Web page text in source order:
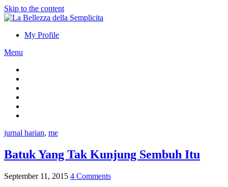
Skip to the content
My Profile
Menu
jurnal harian, me
Batuk Yang Tak Kunjung Sembuh Itu
September 11, 2015 4 Comments